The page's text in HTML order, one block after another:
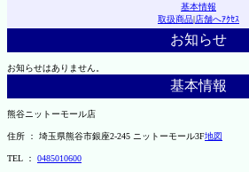
基本情報
取扱商品|店舗へｱｸｾｽ
お知らせ
お知らせはありません。
基本情報
熊谷ニットーモール店
住所 ： 埼玉県熊谷市銀座2-245 ニットーモール3F地図
TEL ： 0485010600